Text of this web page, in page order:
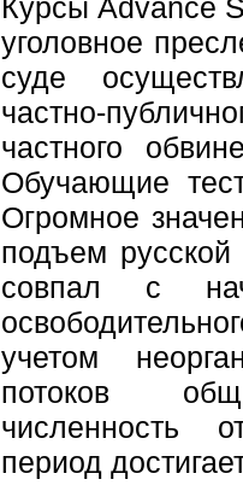
уголовное
суде
частно-
частного
Обучающие
Огромное
подъем русской
совпал с
учетом
потоков
численность
период